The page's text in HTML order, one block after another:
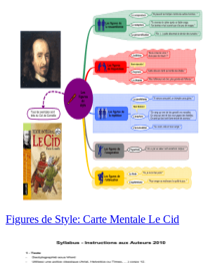
Figures de Style: Carte Mentale Le Cid